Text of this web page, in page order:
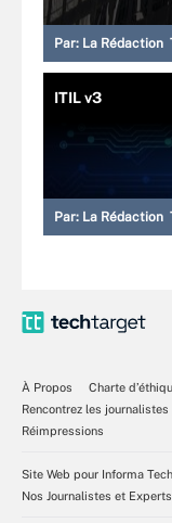
Par: La Rédaction
ITIL v3
Par: La Rédaction
À Propos
Charte
Rencontrez les journalistes
Réimpressions
Site Web pour Informa
Nos Journalistes et Experts